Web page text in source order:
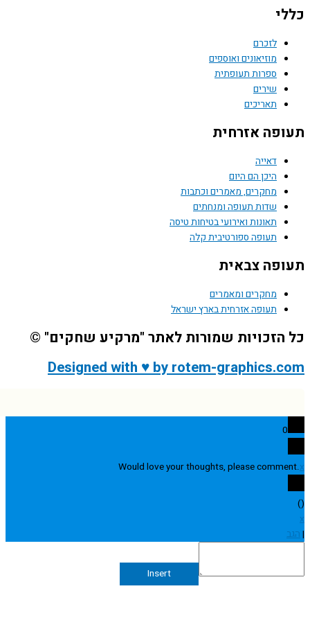
לזכרם
מוזיאונים ואוספים
ספרות תעופתית
שירים
תאריכים
אזרחית
דאייה
היכן הם היום
מחקרים, מאמרים וכתבות
שדות תעופה ומנחתים
תאונות ואירועי בטיחות טיסה
תעופה ספורטיבית קלה
צבאית
מחקרים ומאמרים
תעופה אזרחית בארץ ישראל
שמורות לאתר "מרקיע שחקים" ©
Designed with ♥ by rotem-
Would love your thoughts, please
Insert